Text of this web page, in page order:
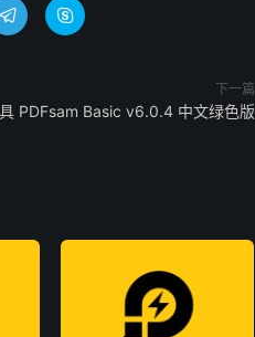
 
下一篇
PDFsam Basic v6.0.4 中文绿色版